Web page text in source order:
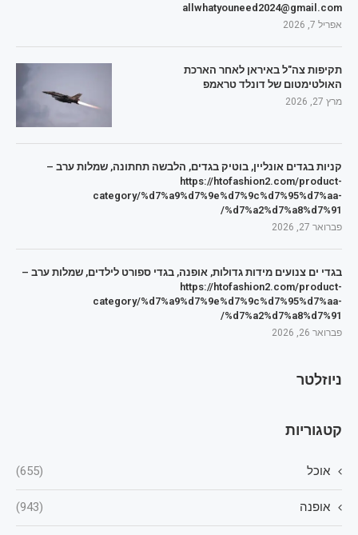
allwhatyouneed2024@gmail.com
אפריל 7, 2026
תקיפות צה"ל באיראן לאחר הארכת
האולטימטום של דונלד טראמפ
מרץ 27, 2026
קניות בגדים אונליין, בוטיק בגדים, הלבשה תחתונה, שמלות ערב –
https://htofashion2.com/product-
category/%d7%a9%d7%9e%d7%9c%d7%95%d7%aa-
%d7%a2%d7%a8%d7%91/
פברואר 27, 2026
בגדי ים צנועים מידות גדולות, אופנה, בגדי ספורט לילדים, שמלות ערב –
https://htofashion2.com/product-
category/%d7%a9%d7%9e%d7%9c%d7%95%d7%aa-
%d7%a2%d7%a8%d7%91/
פברואר 26, 2026
ניוזלטר
קטגוריות
אוכל (655)
אופנה (943)